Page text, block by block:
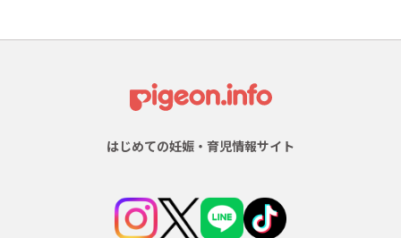
はじめての妊娠・育児情報サイト